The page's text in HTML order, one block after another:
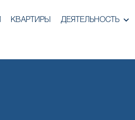
КВАРТИРЫ ДЕЯТЕЛЬНОСТЬ